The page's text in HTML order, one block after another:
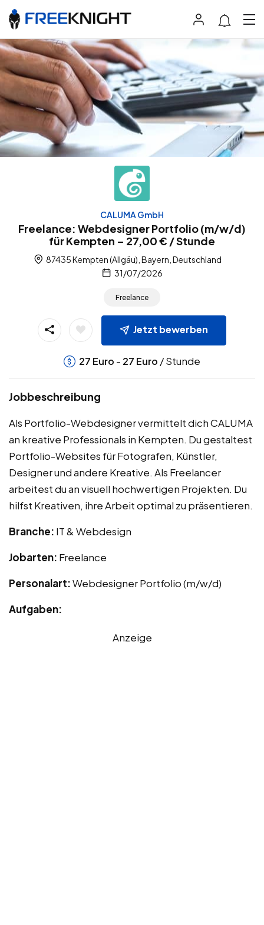
CALUMA GmbH
Freelance: Webdesigner Portfolio (m/w/d)
für Kempten – 27,00 € / Stunde
87435 Kempten (Allgäu), Bayern, Deutschland
31/07/2026
Freelance
Jetzt bewerben
27 Euro - 27 Euro / Stunde
Jobbeschreibung
Als Portfolio-Webdesigner vermittelt dich CALUMA
an kreative Professionals in Kempten. Du gestaltest
Portfolio-Websites für Fotografen, Künstler,
Designer und andere Kreative. Als Freelancer
arbeitest du an visuell hochwertigen Projekten. Du
hilfst Kreativen, ihre Arbeit optimal zu präsentieren.
Branche: IT & Webdesign
Jobarten: Freelance
Personalart:Webdesigner Portfolio (m/w/d)
Aufgaben:
Anzeige